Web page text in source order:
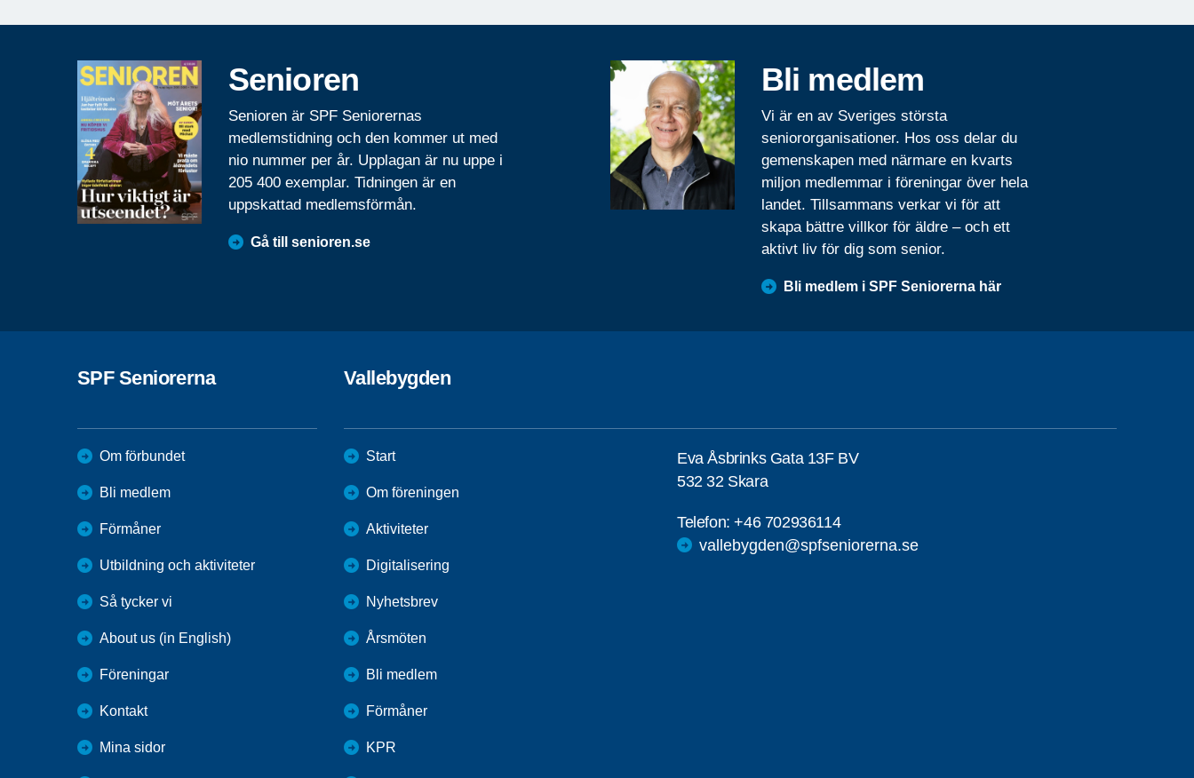
Senioren
Senioren är SPF Seniorernas
medlemstidning och den kommer ut med
nio nummer per år. Upplagan är nu uppe i
205 400 exemplar. Tidningen är en
uppskattad medlemsförmån.
Gå till senioren.se
Bli medlem
Vi är en av Sveriges största
seniororganisationer. Hos oss delar du
gemenskapen med närmare en kvarts
miljon medlemmar i föreningar över hela
landet. Tillsammans verkar vi för att
skapa bättre villkor för äldre – och ett
aktivt liv för dig som senior.
Bli medlem i SPF Seniorerna här
SPF Seniorerna
Om förbundet
Bli medlem
Förmåner
Utbildning och aktiviteter
Så tycker vi
About us (in English)
Föreningar
Kontakt
Mina sidor
Vallebygden
Start
Om föreningen
Aktiviteter
Digitalisering
Nyhetsbrev
Årsmöten
Bli medlem
Förmåner
KPR
Eva Åsbrinks Gata 13F BV
532 32 Skara
Telefon:+46 702936114
vallebygden@spfseniorerna.se